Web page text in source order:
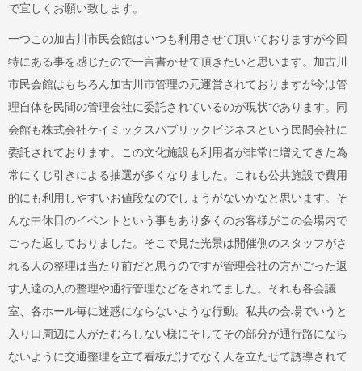
で宜しくお願い致します。
一つこの加古川市民会館はいつも利用させて頂いておりますが今回
特にある事を感じたので一言書かせて頂きたいと思います。加古川
市民会館はもちろん加古川市管理の元運営されておりますが今は管
理自体を民間の管理会社に委託されているのが現状であります。同
会館も株式会社ケイミックスパブリックビジネスという民間会社に
委託されております。この文化施設も利用者が非常に増えてきた為
常にくじ引きによる抽選が多くなりました。これも公共施設で費用
的にも利用しやすいお値段なのでしょうがないかなと思います。そ
んな中休日のイベントという事もあり多くのお客様がこの会場内で
ごった返しておりました。そこで見た光景は開催側のスタッフがさ
れる人の整理は当たり前だと思うのですが管理会社の方がごった返
す人達の人の整理や通行管理などをされてました。それも各会議
室、各ホール毎に迷惑にならないような行動。私共の会場でいうと
入り口周辺に人がたむろしない様にそしてその部分が通行路になら
ないように交通整理を立て看板だけでなく人を立たせて誘導されて